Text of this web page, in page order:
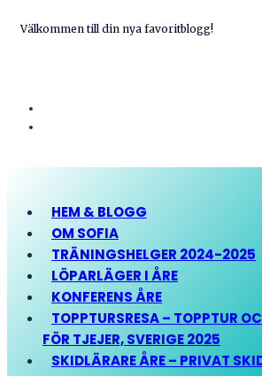
Välkommen till din nya favoritblogg!
HEM & BLOGG
OM SOFIA
TRÄNINGSHELGER 2024-2025
LÖPARLÄGER I ÅRE
KONFERENS ÅRE
TOPPTURSRESA – TOPPTUR
FÖR TJEJER, SVERIGE 2025
SKIDLÄRARE ÅRE – PRIVAT